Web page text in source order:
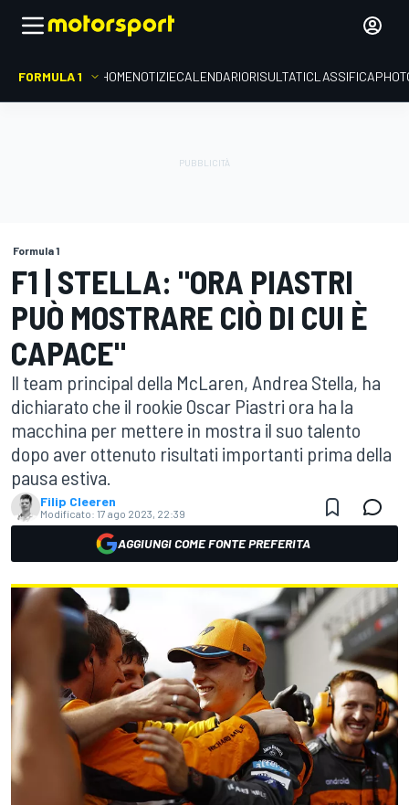
FORMULA 1 HOMENOTIZIECALENDARIORISULTATICLASSIFICA
Formula 1
F1 | STELLA: "ORA PIASTRI
PUÒ MOSTRARE CIÒ DI CUI È
CAPACE"
Il team principal della McLaren, Andrea Stella, ha
dichiarato che il rookie Oscar Piastri ora ha la
macchina per mettere in mostra il suo talento
dopo aver ottenuto risultati importanti prima della
pausa estiva.
Filip Cleeren
Modificato: 17 ago 2023, 22:39
AGGIUNGI COME FONTE PREFERITA